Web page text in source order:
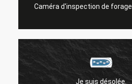
Caméra d'inspection de forage
Je suis désolée.